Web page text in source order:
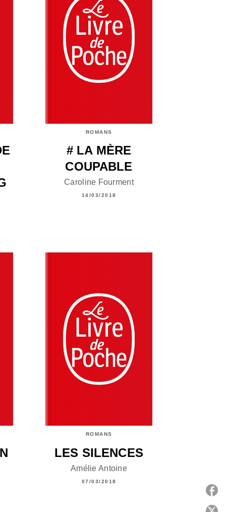
ROMANS
# LA MÈRE
COUPABLE
Caroline Fourment
14/03/2018
ROMANS
LES SILENCES
Amélie Antoine
07/03/2018